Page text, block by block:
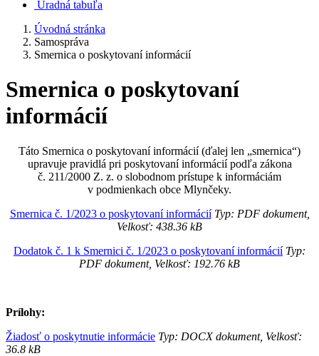
Úradná tabuľa
Úvodná stránka
Samospráva
Smernica o poskytovaní informácií
Smernica o poskytovaní
informácií
Táto Smernica o poskytovaní informácií (ďalej len „smernica“)
upravuje pravidlá pri poskytovaní informácií podľa zákona
č. 211/2000 Z. z. o slobodnom prístupe k informáciám
v podmienkach obce Mlynčeky.
Smernica č. 1/2023 o poskytovaní informáciíTyp: PDF dokument,
Velkosť: 438.36 kB
Dodatok č. 1 k Smernici č. 1/2023 o poskytovaní informácií Typ:
PDF dokument, Velkosť: 192.76 kB
Prílohy:
Žiadosť o poskytnutie informácie Typ: DOCX dokument, Velkosť:
36.8 kB